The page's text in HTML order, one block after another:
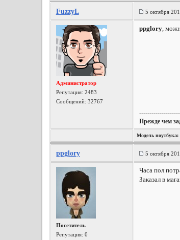
FuzzyL 5 октября
Администратор
Репутация: 2483
Сообщений: 32767
ppglory,
Прежде чем
Модель ноутбука:
ppglory 5 октября
Посетитель
Репутация: 0
Часа пол
Заказал в